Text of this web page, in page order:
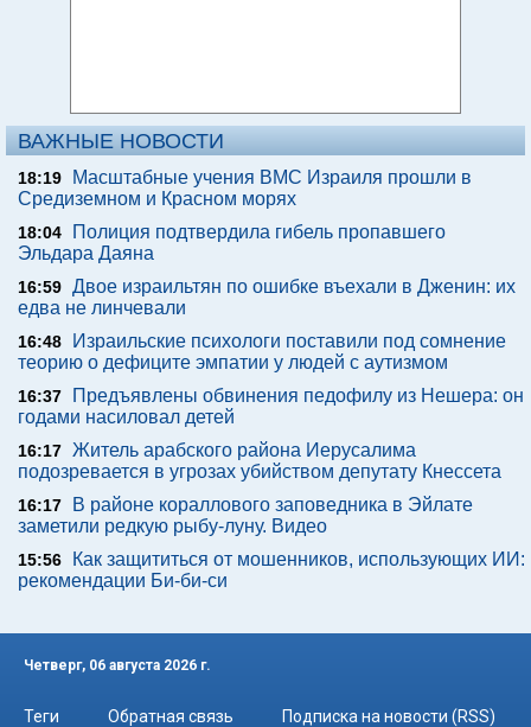
ВАЖНЫЕ НОВОСТИ
18:19
Масштабные учения ВМС Израиля прошли в
Средиземном и Красном морях
18:04
Полиция подтвердила гибель пропавшего
Эльдара Даяна
16:59 Двое израильтян по ошибке въехали в Дженин: их
едва не линчевали
16:48
Израильские психологи поставили под сомнение
теорию о дефиците эмпатии у людей с аутизмом
16:37
Предъявлены обвинения педофилу из Нешера: он
годами насиловал детей
16:17 Житель арабского района Иерусалима
подозревается в угрозах убийством депутату Кнессета
16:17
В районе кораллового заповедника в Эйлате
заметили редкую рыбу-луну. Видео
15:56
Как защититься от мошенников, использующих ИИ:
рекомендации Би-би-си
Четверг, 06 августа 2026 г.
Теги Обратная связь Подписка на новости (RSS)